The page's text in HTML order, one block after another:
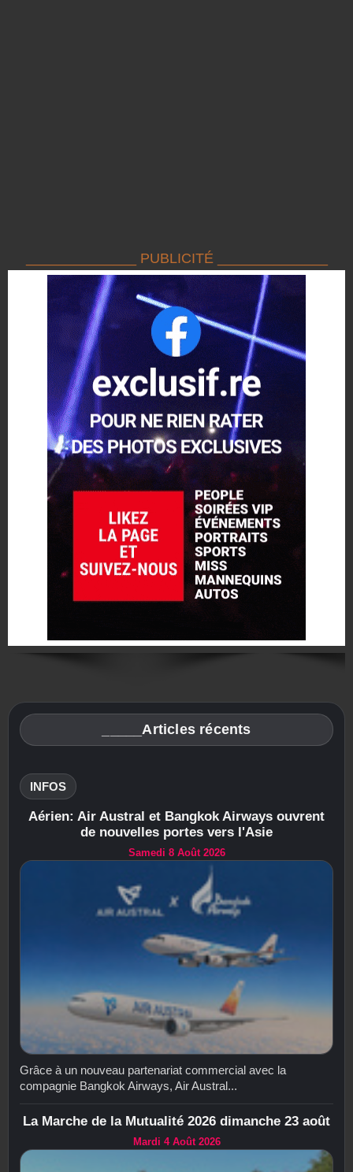
______________ PUBLICITÉ ______________
_____Articles récents
INFOS
Aérien: Air Austral et Bangkok Airways ouvrent
de nouvelles portes vers l'Asie
Samedi 8 Août 2026
Grâce à un nouveau partenariat commercial avec la
compagnie Bangkok Airways, Air Austral...
La Marche de la Mutualité 2026 dimanche 23 août
Mardi 4 Août 2026